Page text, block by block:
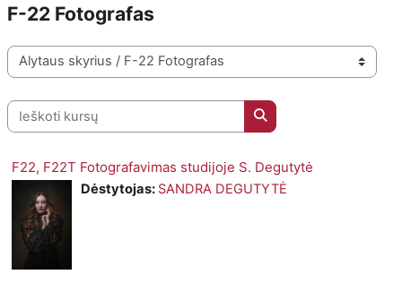
F-22 Fotografas
Kursų kategorijos
Ieškoti kursų
Ieškoti kursų
F22, F22T Fotografavimas studijoje S. Degutytė
Dėstytojas: SANDRA DEGUTYTĖ